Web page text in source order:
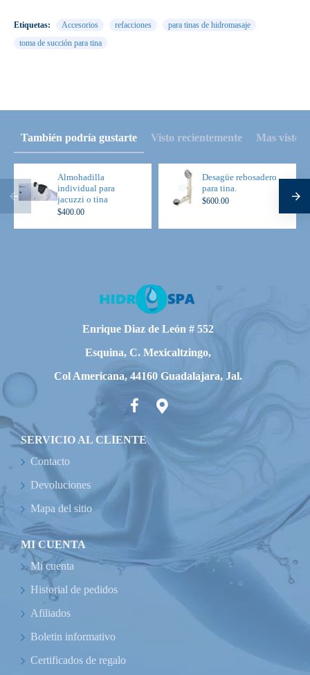
Etiquetas: Accesorios refacciones
para tinas de hidromasaje
toma de succión para tina
También podría gustarte Visto recientemente Mas visto
Almohadilla
individual para
jacuzzi o tina
$400.00
Desagüe rebosadero
para tina.
$600.00
Enrique Diaz de León # 552
Esquina, C. Mexicaltzingo,
Col Americana, 44160 Guadalajara, Jal.
SERVICIO AL CLIENTE
Contacto
Devoluciones
Mapa del sitio
MI CUENTA
Mi cuenta
Historial de pedidos
Afiliados
Boletin informativo
Certificados de regalo